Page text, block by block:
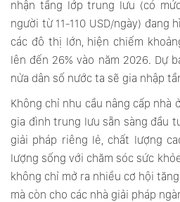
nhận tầng lớp trung lưu (có
người từ 11-110 USD/ngày) đang
các đô thị lớn, hiện chiếm
lên đến 26% vào năm 2026. Dự
nửa dân số nước ta sẽ gia nhập
Không chỉ nhu cầu nâng cấp nhà
gia đình trung lưu sẵn sàng đầu
giải pháp riêng lẻ, chất lượng
lượng sống với chăm sóc sức
không chỉ mở ra nhiều cơ hội
mà còn cho các nhà giải pháp